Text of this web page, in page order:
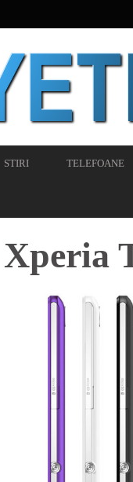
STIRI TELEFOANE